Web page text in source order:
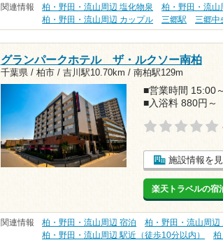
関連情報 柏・野田・流山周辺 塩化物泉 柏・野田・流山
柏・野田・流山周辺 カップル
三郷駅 三郷中
グランパークホテル ザ・ルクソー南柏
千葉県 / 柏市 / 吉川駅10.70km / 南柏駅129m
■営業時間 15:00
■入浴料 880円～
施設情報を
楽天トラベルの宿
関連情報 柏・野田・流山周辺 宿泊
柏・野田・流山周辺
柏・野田・流山周辺 駅近（徒歩10分以内）